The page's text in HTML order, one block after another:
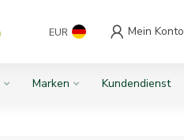
EUR Mein Konto
Marken Kundendienst